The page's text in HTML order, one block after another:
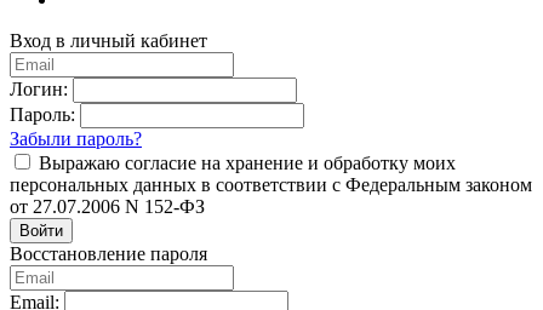
Вход в личный кабинет
Логин:
Пароль:
Забыли пароль?
Выражаю согласие на хранение и обработку моих
персональных данных в соответствии с Федеральным законом
от 27.07.2006 N 152-ФЗ
Войти
Восстановление пароля
Email: